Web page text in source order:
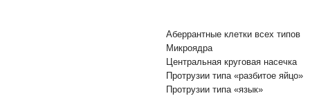
Аберрантные клетки всех типов
Микроядра
Центральная круговая насечка
Протрузии типа «разбитое яйцо»
Протрузии типа «язык»